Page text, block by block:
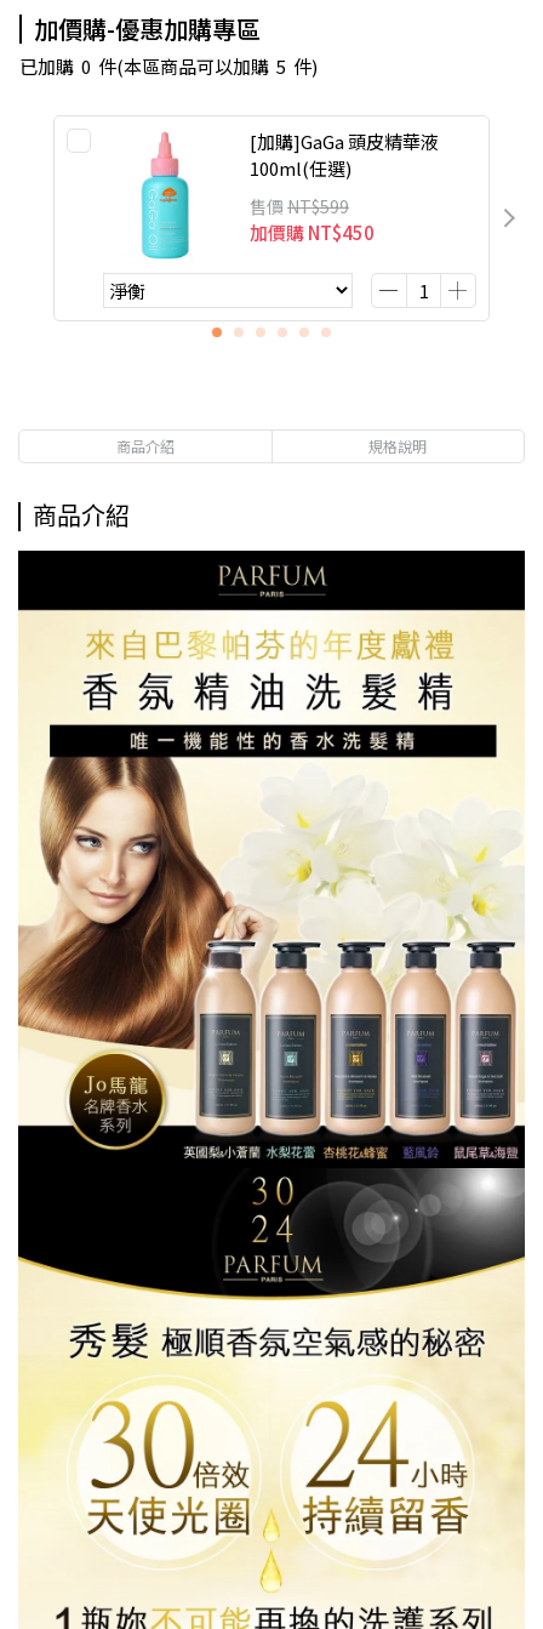
加價購-優惠加購專區
已加購 0 件(本區商品可以加購 5 件)
[加購]GaGa 頭皮精華液
100ml(任選)
售價 NT$599
加價購NT$450
商品介紹 規格說明
商品介紹